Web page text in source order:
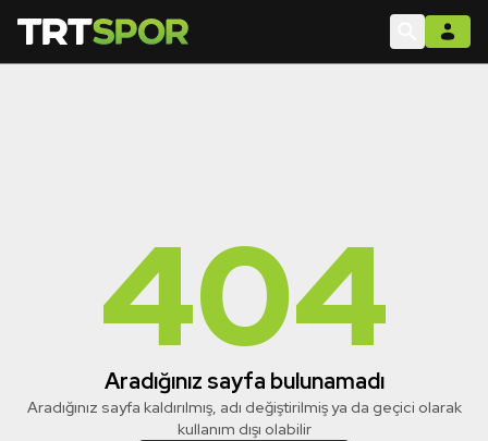
404
Aradığınız sayfa bulunamadı
Aradığınız sayfa kaldırılmış, adı değiştirilmiş ya da geçici olarak
kullanım dışı olabilir